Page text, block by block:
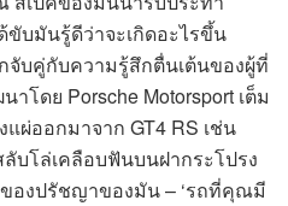
บมันรู้ดีว่าจะเกิดอะไรขึ้น
จับคู่กับความรู้สึกตื่นเต้นของผู้ที่
โดย Porsche Motorsport เต็ม
ผ่ออกมาจาก GT4 RS เช่น
บโล่เคลือบฟันบนฝากระโปรง
องปรัชญาของมัน – ‘รถที่คุณมี